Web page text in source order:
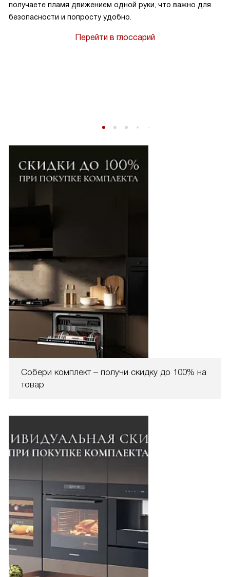
Собери комплект – получи скидку до 100% на
товар
получаете пламя движением одной руки, что важно для
безопасности и попросту удобно.
Перейти в глоссарий